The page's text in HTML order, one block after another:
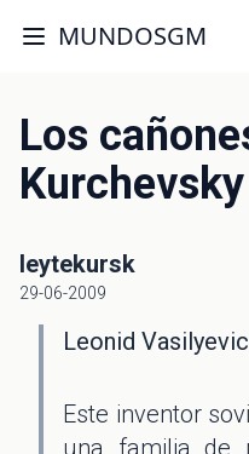
MUNDOSGM
Los
Kurchevsky
leytekursk
29-06-2009
Leonid
Este inventor
una familia de